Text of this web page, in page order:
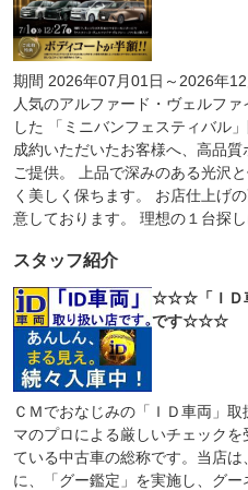
期間 2026年07月01日～2026年
人気のアルファード・ヴェルフ
した 「ミニバンフェスティバル
成約いただいたお客様へ、高品
ご提供。 上品で深みのある光沢
く美しく保ちます。 お店仕上げ
意しております。 理想の１台探
スタッフ紹介
☆☆☆「ＩＤ
です☆☆☆
ＣＭでおなじみの「ＩＤ車両」
マのプロによる厳しいチェック
ている中古車の総称です。当店
に、「グー鑑定」を実施し、グ